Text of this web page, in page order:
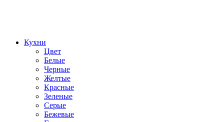
Кухни
Цвет
Белые
Черные
Желтые
Красные
Зеленые
Серые
Бежевые